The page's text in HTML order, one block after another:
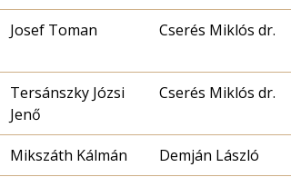
Josef Toman Cserés Miklós dr.
Tersánszky Józsi
Jenő
Cserés Miklós dr.
Mikszáth Kálmán Demján László